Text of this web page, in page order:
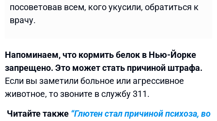
посоветовав всем, кого укусили, обратиться к
врачу.
Напоминаем, что кормить белок в Нью-Йорке
запрещено. Это может стать причиной штрафа.
Если вы заметили больное или агрессивное
животное, то звоните в службу 311.
Читайте также “Глютен стал причиной психоза, во